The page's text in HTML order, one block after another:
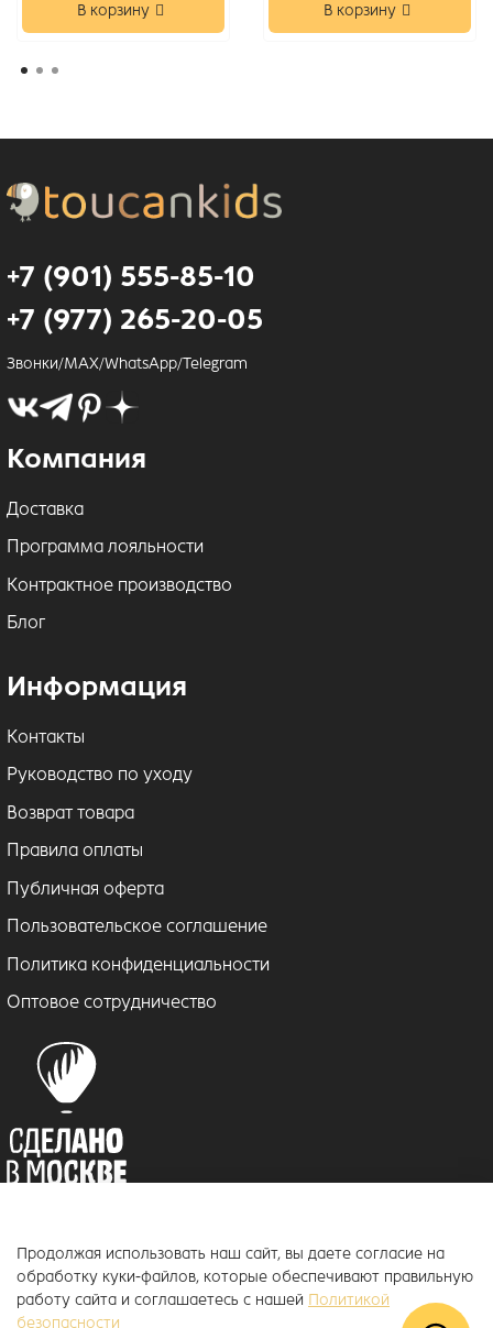
В корзину В корзину
+7 (901) 555-85-10
+7 (977) 265-20-05
Звонки/MAX/WhatsApp/Telegram
Компания
Доставка
Программа лояльности
Контрактное производство
Блог
Информация
Контакты
Руководство по уходу
Возврат товара
Правила оплаты
Публичная оферта
Пользовательское соглашение
Политика конфиденциальности
Оптовое сотрудничество
© 2018–2026 ToucanKids ™
Официальный интернет-магазин бренда Toucankids, товары для
новорожденных и детей постарше
Продолжая использовать наш сайт, вы даете согласие на
обработку куки-файлов, которые обеспечивают правильную
работу сайта и соглашаетесь с нашей Политикой
безопасности